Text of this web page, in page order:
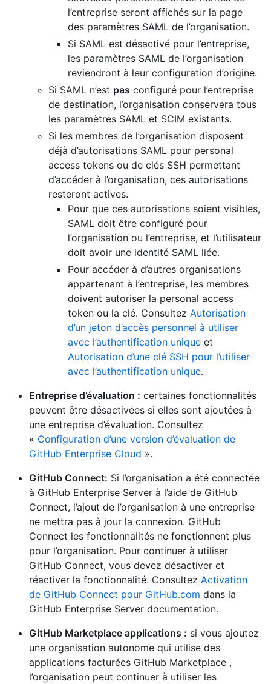
l’entreprise seront affichés sur la page
des paramètres SAML de l’organisation.
Si SAML est désactivé pour l’entreprise,
les paramètres SAML de l’organisation
reviendront à leur configuration d’origine.
Si SAML n’est pas configuré pour l’entreprise
de destination, l’organisation conservera tous
les paramètres SAML et SCIM existants.
Si les membres de l’organisation disposent
déjà d’autorisations SAML pour personal
access tokens ou de clés SSH permettant
d’accéder à l’organisation, ces autorisations
resteront actives.
Pour que ces autorisations soient visibles,
SAML doit être configuré pour
l’organisation ou l’entreprise, et l’utilisateur
doit avoir une identité SAML liée.
Pour accéder à d’autres organisations
appartenant à l’entreprise, les membres
doivent autoriser la personal access
token ou la clé. Consultez Autorisation
d’un jeton d’accès personnel à utiliser
avec l’authentification unique et
Autorisation d’une clé SSH pour l’utiliser
avec l’authentification unique.
Entreprise d’évaluation : certaines fonctionnalités
peuvent être désactivées si elles sont ajoutées à
une entreprise d’évaluation. Consultez
« Configuration d’une version d’évaluation de
GitHub Enterprise Cloud ».
GitHub Connect: Si l’organisation a été connectée
à GitHub Enterprise Server à l’aide de GitHub
Connect, l’ajout de l’organisation à une entreprise
ne mettra pas à jour la connexion. GitHub
Connect les fonctionnalités ne fonctionnent plus
pour l’organisation. Pour continuer à utiliser
GitHub Connect, vous devez désactiver et
réactiver la fonctionnalité. Consultez Activation
de GitHub Connect pour GitHub.com dans la
GitHub Enterprise Server documentation.
GitHub Marketplace applications : si vous ajoutez
une organisation autonome qui utilise des
applications facturées GitHub Marketplace ,
l’organisation peut continuer à utiliser les